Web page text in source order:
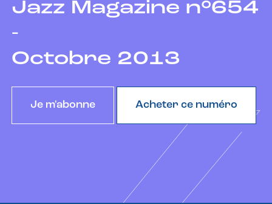
Jazz Magazine n°654
-
Octobre 2013
Je m'abonne Acheter ce numéro